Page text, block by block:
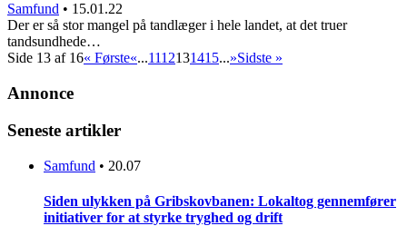
Samfund • 15.01.22
Der er så stor mangel på tandlæger i hele landet, at det truer
tandsundhede…
Side 13 af 16« Første«...1112131415...»Sidste »
Annonce
Seneste artikler
Samfund • 20.07
Siden ulykken på Gribskovbanen: Lokaltog gennemfører
initiativer for at styrke tryghed og drift